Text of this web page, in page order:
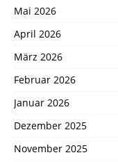
Mai 2026
April 2026
März 2026
Februar 2026
Januar 2026
Dezember 2025
November 2025